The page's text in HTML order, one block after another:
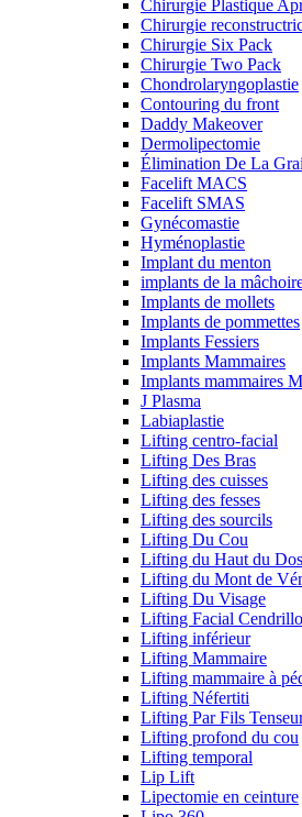
Chirurgie Plastique
Chirurgie
Chirurgie Six Pack
Chirurgie Two Pack
Chondrolaryngoplastie
Contouring du front
Daddy Makeover
Dermolipectomie
Élimination De La
Facelift MACS
Facelift SMAS
Gynécomastie
Hyménoplastie
Implant du menton
implants de la
Implants de mollets
Implants de pommettes
Implants Fessiers
Implants Mammaires
Implants mammaires
J Plasma
Labiaplastie
Lifting centro-facial
Lifting Des Bras
Lifting des cuisses
Lifting des fesses
Lifting des sourcils
Lifting Du Cou
Lifting du Haut du Dos
Lifting du Mont de
Lifting Du Visage
Lifting Facial
Lifting inférieur
Lifting Mammaire
Lifting mammaire à
Lifting Néfertiti
Lifting Par Fils
Lifting profond du cou
Lifting temporal
Lip Lift
Lipectomie en ceinture